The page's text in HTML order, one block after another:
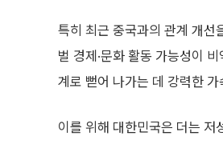
특히 최근 중국과의 관계 개선
벌 경제·문화 활동 가능성이
계로 뻗어 나가는 데 강력한
이를 위해 대한민국은 더는 저